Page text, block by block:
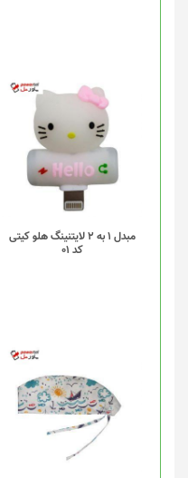
مبدل 1 به 2 لایتنینگ هلو کیتی
کد 01